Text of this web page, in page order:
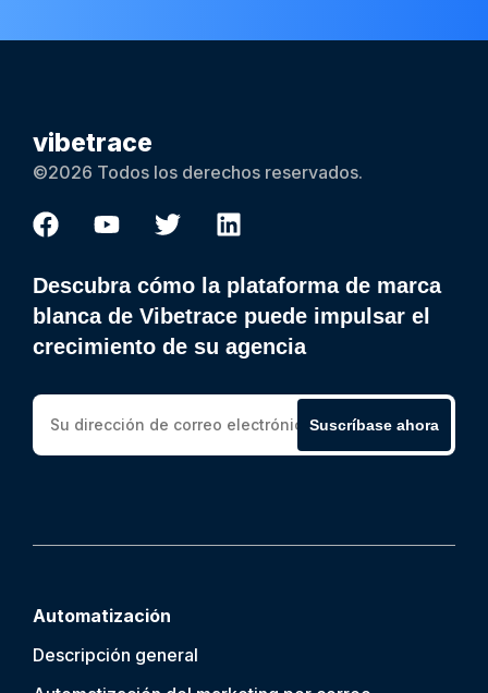
vibetrace
©2026 Todos los derechos reservados.
Descubra cómo la plataforma de marca
blanca de Vibetrace puede impulsar el
crecimiento de su agencia
Suscríbase ahora
Automatización
Descripción general